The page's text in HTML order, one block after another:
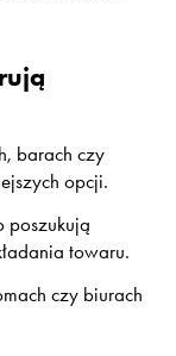
barach czy
opcji.
poszukują
towaru.
czy biurach